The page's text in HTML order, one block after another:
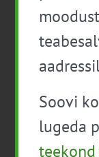
Kuupäev:
Soovi
lugeda
teekond